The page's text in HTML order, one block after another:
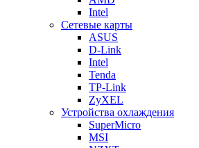
Intel
Сетевые карты
ASUS
D-Link
Intel
Tenda
TP-Link
ZyXEL
Устройства охлаждения
SuperMicro
MSI